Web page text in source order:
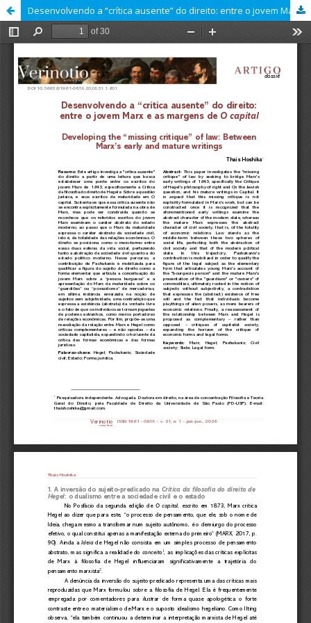
Desenvolvendo a “crítica ausente” do direito: entre o jovem Marx e as margens de "O capital"